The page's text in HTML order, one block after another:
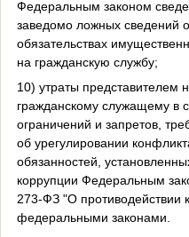
Федеральным законом
заведомо ложных сведений
обязательствах
на гражданскую службу;
10) утраты представителем
гражданскому служащему в
ограничений и запретов,
об урегулировании
обязанностей,
коррупции Федеральным
273-ФЗ "О противодействии
федеральными законами.